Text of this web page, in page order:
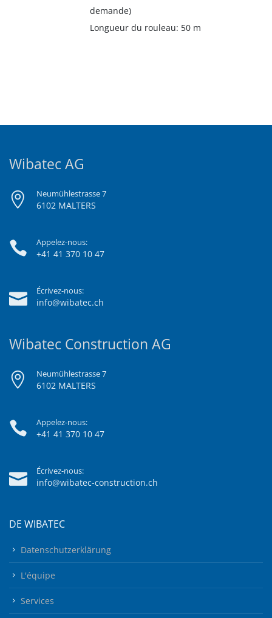
demande)
Longueur du rouleau: 50 m
Wibatec AG
Neumühlestrasse 7
6102 MALTERS
Appelez-nous:
+41 41 370 10 47
Écrivez-nous:
info@wibatec.ch
Wibatec Construction AG
Neumühlestrasse 7
6102 MALTERS
Appelez-nous:
+41 41 370 10 47
Écrivez-nous:
info@wibatec-construction.ch
DE WIBATEC
Datenschutzerklärung
L'équipe
Services